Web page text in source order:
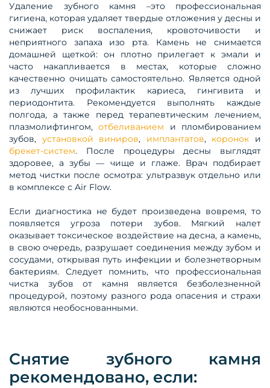
Удаление зубного камня –это профессиональная
гигиена, которая удаляет твердые отложения у десны и
снижает риск воспаления, кровоточивости и
неприятного запаха изо рта. Камень не снимается
домашней щеткой: он плотно прилегает к эмали и
часто накапливается в местах, которые сложно
качественно очищать самостоятельно. Является одной
из лучших профилактик кариеса, гингивита и
периодонтита. Рекомендуется выполнять каждые
полгода, а также перед терапевтическим лечением,
плазмолифтингом,отбеливанием и пломбированием
зубов, установкой виниров, имплантатов, коронок и
брекет-систем. После процедуры десны выглядят
здоровее, а зубы — чище и глаже. Врач подбирает
метод чистки после осмотра: ультразвук отдельно или
в комплексе с Air Flow.
Если диагностика не будет произведена вовремя, то
появляется угроза потери зубов. Мягкий налет
оказывает токсическое воздействие на десна, а камень,
в свою очередь, разрушает соединения между зубом и
сосудами, открывая путь инфекции и болезнетворным
бактериям. Следует помнить, что профессиональная
чистка зубов от камня является безболезненной
процедурой, поэтому разного рода опасения и страхи
являются необоснованными.
Снятие зубного камня
рекомендовано, если: